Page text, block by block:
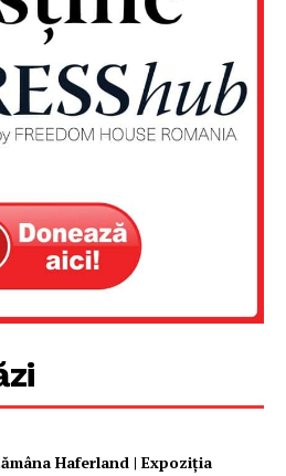
Haferland | Expoziţia